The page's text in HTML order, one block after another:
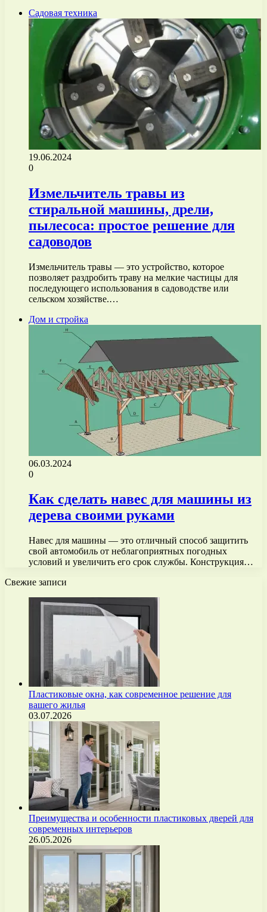
Садовая техника
19.06.2024
0
Измельчитель травы из
стиральной машины, дрели,
пылесоса: простое решение для
садоводов
Измельчитель травы — это устройство, которое
позволяет раздробить траву на мелкие частицы для
последующего использования в садоводстве или
сельском хозяйстве.…
Дом и стройка
06.03.2024
0
Как сделать навес для машины из
дерева своими руками
Навес для машины — это отличный способ защитить
свой автомобиль от неблагоприятных погодных
условий и увеличить его срок службы. Конструкция…
Свежие записи
Пластиковые окна, как современное решение для
вашего жилья
03.07.2026
Преимущества и особенности пластиковых дверей для
современных интерьеров
26.05.2026